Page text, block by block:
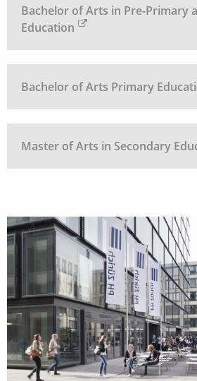
Bachelor of Arts in Pre-Primary
Education
Bachelor of Arts Primary
Master of Arts in Secondary